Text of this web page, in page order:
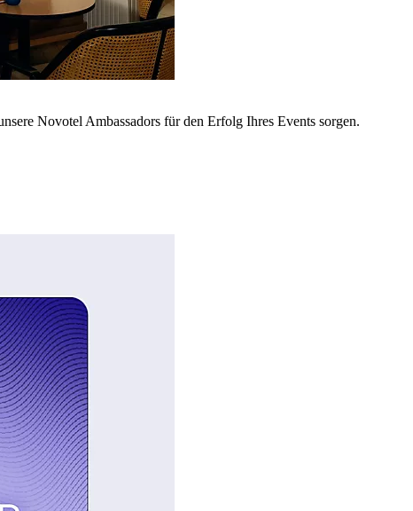
Novotel Ambassadors für den Erfolg Ihres Events sorgen.